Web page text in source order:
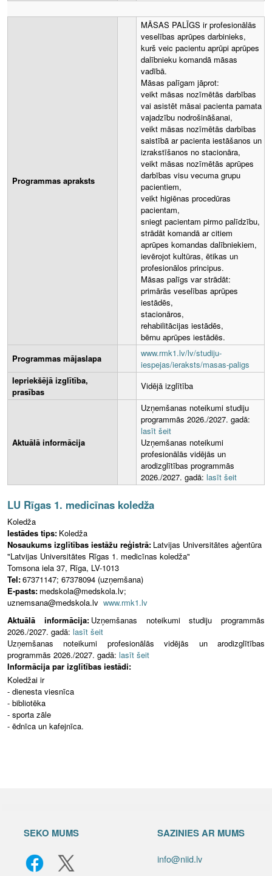
Programmas apraksts
MĀSAS PALĪGS ir profesionālās
veselības aprūpes darbinieks,
kurš veic pacientu aprūpi aprūpes
dalībnieku komandā māsas
vadībā.
Māsas palīgam jāprot:
veikt māsas nozīmētās darbības
vai asistēt māsai pacienta pamata
vajadzību nodrošināšanai,
veikt māsas nozīmētās darbības
saistībā ar pacienta iestāšanos un
izrakstīšanos no stacionāra,
veikt māsas nozīmētās aprūpes
darbības visu vecuma grupu
pacientiem,
veikt higiēnas procedūras
pacientam,
sniegt pacientam pirmo palīdzību,
strādāt komandā ar citiem
aprūpes komandas dalībniekiem,
ievērojot kultūras, ētikas un
profesionālos principus.
Māsas palīgs var strādāt:
primārās veselības aprūpes
iestādēs,
stacionāros,
rehabilitācijas iestādēs,
bērnu aprūpes iestādēs.
Programmas mājaslapa
www.rmk1.lv/lv/studiju-
iespejas/ieraksts/masas-paligs
Iepriekšējā izglītība,
prasības
Vidējā izglītība
Aktuālā informācija
Uzņemšanas noteikumi studiju
programmās 2026./2027. gadā:
lasīt šeit
Uzņemšanas noteikumi
profesionālās vidējās un
arodizglītības programmās
2026./2027. gadā: lasīt šeit
LU Rīgas 1. medicīnas koledža
Koledža
Iestādes tips: Koledža
Nosaukums izglītības iestāžu reģistrā: Latvijas Universitātes aģentūra
"Latvijas Universitātes Rīgas 1. medicīnas koledža"
Tomsona iela 37, Rīga, LV-1013
Tel:67371147; 67378094 (uzņemšana)
E-pasts: medskola@medskola.lv;
uznemsana@medskola.lv www.rmk1.lv
Aktuālā informācija: Uzņemšanas noteikumi studiju programmās
2026./2027. gadā: lasīt šeit
Uzņemšanas noteikumi profesionālās vidējās un arodizglītības
programmās 2026./2027. gadā: lasīt šeit
Informācija par izglītības iestādi:
Koledžai ir
- dienesta viesnīca
- bibliotēka
- sporta zāle
- ēdnīca un kafejnīca.
SEKO MUMS SAZINIES AR MUMS
info@niid.lv